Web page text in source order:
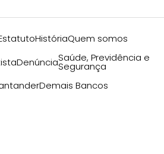
HistóriaQuem somos
DenúnciaSaúde, Previdência e
Segurança
Demais Bancos